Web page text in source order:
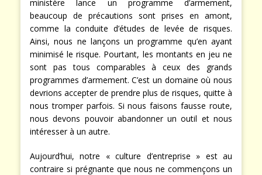
ministère lance un programme d’armement,
beaucoup de précautions sont prises en amont,
comme la conduite d’études de levée de risques.
Ainsi, nous ne lançons un programme qu’en ayant
minimisé le risque. Pourtant, les montants en jeu ne
sont pas tous comparables à ceux des grands
programmes d’armement. C’est un domaine où nous
devrions accepter de prendre plus de risques, quitte à
nous tromper parfois. Si nous faisons fausse route,
nous devons pouvoir abandonner un outil et nous
intéresser à un autre.
Aujourd’hui, notre « culture d’entreprise » est au
contraire si prégnante que nous ne commençons un